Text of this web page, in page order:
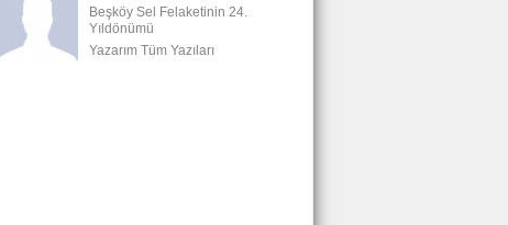
Beşköy Sel Felaketinin 24.
Yıldönümü
Yazarım Tüm Yazıları